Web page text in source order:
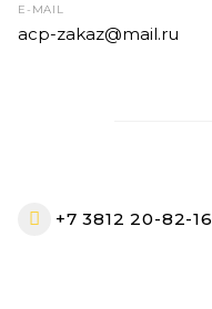
E-MAIL
acp-zakaz@mail.ru
+7 3812 20-82-16